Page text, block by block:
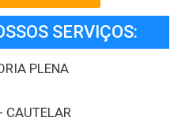
SERVIÇOS:
PLENA
CAUTELAR